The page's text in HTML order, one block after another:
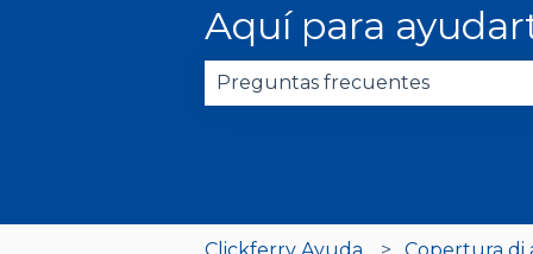
Aquí para